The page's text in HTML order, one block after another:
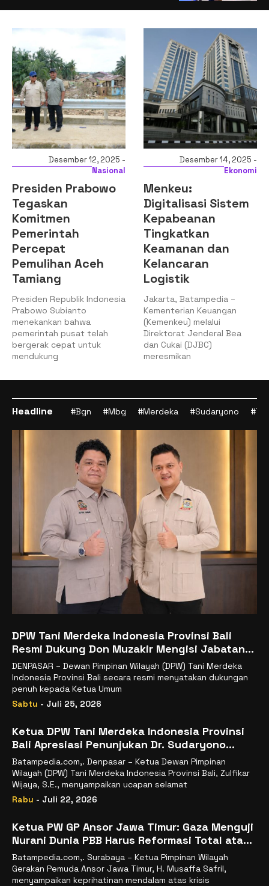
Desember 12, 2025 -
Nasional
Presiden Prabowo
Tegaskan
Komitmen
Pemerintah
Percepat
Pemulihan Aceh
Tamiang
Presiden Republik Indonesia
Prabowo Subianto
menekankan bahwa
pemerintah pusat telah
bergerak cepat untuk
mendukung
Desember 14, 2025 -
Ekonomi
Menkeu:
Digitalisasi Sistem
Kepabeanan
Tingkatkan
Keamanan dan
Kelancaran
Logistik
Jakarta, Batampedia –
Kementerian Keuangan
(Kemenkeu) melalui
Direktorat Jenderal Bea
dan Cukai (DJBC)
meresmikan
Headline #Bgn #Mbg #Merdeka #Sudaryono
DPW Tani Merdeka Indonesia Provinsi Bali
Resmi Dukung Don Muzakir Mengisi Jabatan
Wakil Menteri Pertanian RI
DENPASAR – Dewan Pimpinan Wilayah (DPW) Tani Merdeka
Indonesia Provinsi Bali secara resmi menyatakan dukungan
penuh kepada Ketua Umum
Sabtu - Juli 25, 2026
Ketua DPW Tani Merdeka Indonesia Provinsi
Bali Apresiasi Penunjukan Dr. Sudaryono
sebagai Kepala Badan Gizi Nasional
Batampedia.com,. Denpasar – Ketua Dewan Pimpinan
Wilayah (DPW) Tani Merdeka Indonesia Provinsi Bali, Zulfikar
Wijaya, S.E., menyampaikan ucapan selamat
Rabu - Juli 22, 2026
Ketua PW GP Ansor Jawa Timur: Gaza Menguji
Nurani Dunia PBB Harus Reformasi Total atau
Kehilangan Legitimasi
Batampedia.com,. Surabaya – Ketua Pimpinan Wilayah
Gerakan Pemuda Ansor Jawa Timur, H. Musaffa Safril,
menyampaikan keprihatinan mendalam atas krisis